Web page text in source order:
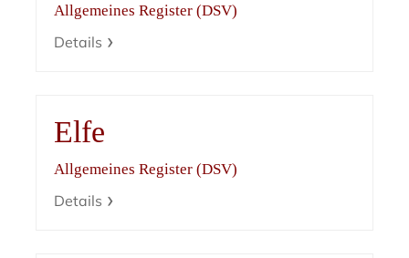
Allgemeines Register (DSV)
Details
Elfe
Allgemeines Register (DSV)
Details